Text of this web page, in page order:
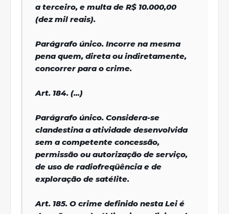
a terceiro, e multa de R$ 10.000,00
(dez mil reais).
Parágrafo único. Incorre na mesma
pena quem, direta ou indiretamente,
concorrer para o crime.
Art. 184. (...)
Parágrafo único. Considera-se
clandestina a atividade desenvolvida
sem a competente concessão,
permissão ou autorização de serviço,
de uso de radiofreqüência e de
exploração de satélite.
Art. 185. O crime definido nesta Lei é